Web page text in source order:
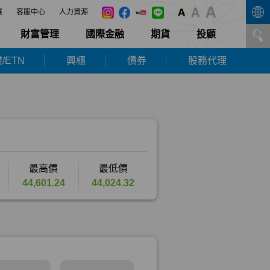
客服中心 人力資源
財富管理 國際金融 期貨 投顧
ETN 興櫃 債券 股務代理